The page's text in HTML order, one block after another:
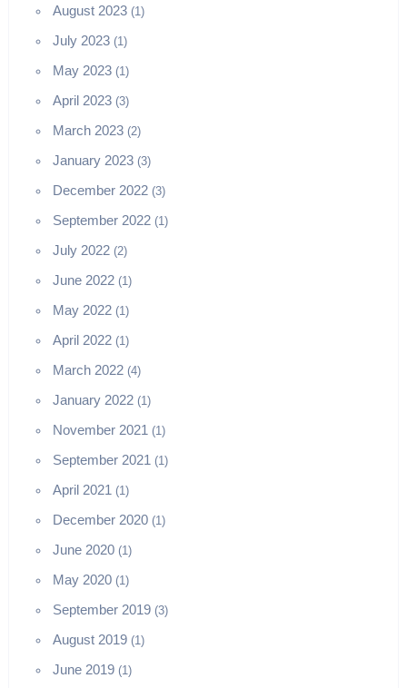
August 2023(1)
July 2023(1)
May 2023(1)
April 2023(3)
March 2023(2)
January 2023(3)
December 2022(3)
September 2022(1)
July 2022(2)
June 2022(1)
May 2022(1)
April 2022(1)
March 2022(4)
January 2022(1)
November 2021(1)
September 2021(1)
April 2021(1)
December 2020(1)
June 2020(1)
May 2020(1)
September 2019(3)
August 2019(1)
June 2019(1)